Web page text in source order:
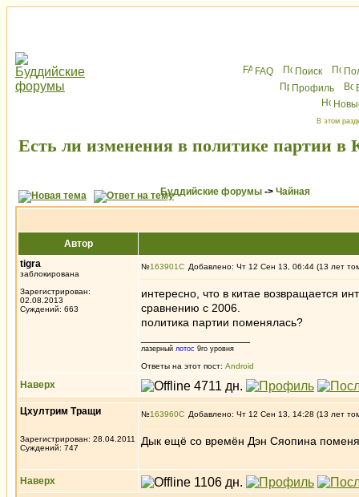
FAQ Поиск
Профиль
В этом
Есть ли изменения в политике партии в
Буддийские форумы -> Чайная
Автор
tigra
заблокирована
Зарегистрирован:
02.08.2013
Суждений: 663
№163901 Добавлено: Чт 12 Сен 13, 06:44 (13 лет
интересно, что в китае возвращается
сравнению с 2006.
политика партии поменялась?
лазерный лотос 9го уровня
Ответы на этот пост: Android
Наверх
Цхултрим Тращи
Зарегистрирован: 28.04.2011
Суждений: 747
№163960 Добавлено: Чт 12 Сен 13, 14:28 (13 лет
Дык ещё со времён Дэн Сяопина
Наверх